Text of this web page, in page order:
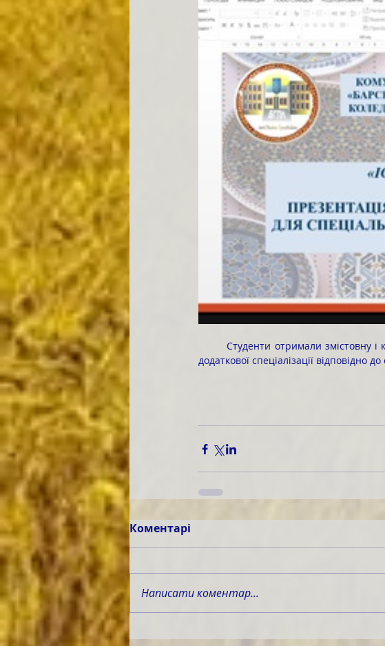
додаткової спеціалізації відповідно
Коментарі
Написати коментар...